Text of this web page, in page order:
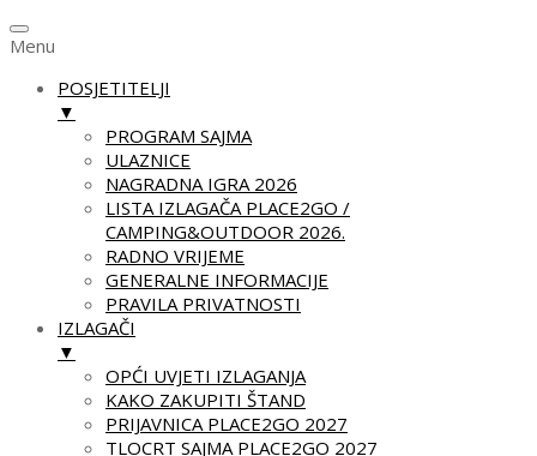
Menu
POSJETITELJI
▼
PROGRAM SAJMA
ULAZNICE
NAGRADNA IGRA 2026
LISTA IZLAGAČA PLACE2GO /
CAMPING&OUTDOOR 2026.
RADNO VRIJEME
GENERALNE INFORMACIJE
PRAVILA PRIVATNOSTI
IZLAGAČI
▼
OPĆI UVJETI IZLAGANJA
KAKO ZAKUPITI ŠTAND
PRIJAVNICA PLACE2GO 2027
TLOCRT SAJMA PLACE2GO 2027